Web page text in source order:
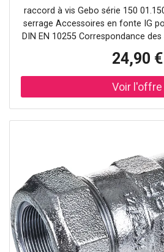
raccord à vis Gebo série 150
serrage Accessoires en fonte IG
DIN EN 10255 Correspondance
2448 / DIN 2000 ISO 65. Les
l'extérieur des bâtiments) Air
"(observer TRBF!) Températures
25 ° C pour chauffer de l'eau
+60 ° C et pour huile 40 ° C 2000
comprimé PN 12 5 Tests d'huile
Numéro d'enregistrement DVGW:
gaz DIN 3387- 2000 Numéro
4502AP1454 Testé VdS à
d'extinction d'incendie) Mazout:
d’homologation: Z-
24,90 €